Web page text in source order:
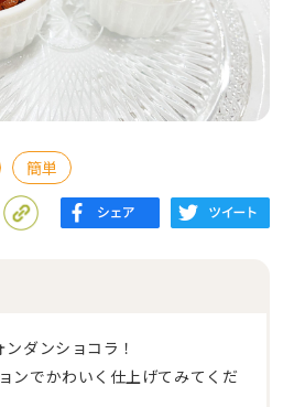
簡単
ダンショコラ！
ンでかわいく仕上げてみてくだ